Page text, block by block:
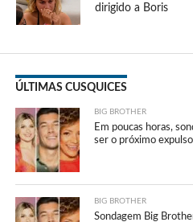
dirigido a Boris
ÚLTIMAS CUSQUICES
BIG BROTHER
Em poucas horas,
ser o próximo
BIG BROTHER
Sondagem Big